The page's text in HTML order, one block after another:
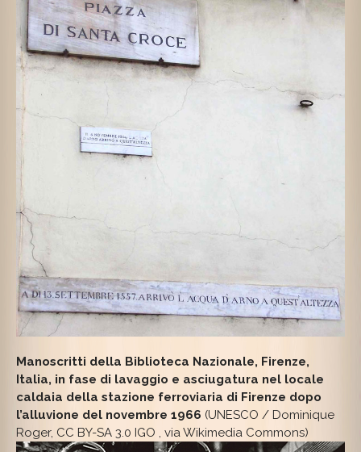
Manoscritti della Biblioteca Nazionale, Firenze,
Italia, in fase di lavaggio e asciugatura nel locale
caldaia della stazione ferroviaria di Firenze dopo
l’alluvione del novembre 1966 (UNESCO / Dominique
Roger, CC BY-SA 3.0 IGO , via Wikimedia Commons)